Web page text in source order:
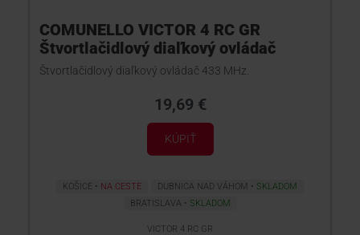
COMUNELLO VICTOR 4 RC GR
Štvortlačidlový diaľkový ovládač
Štvortlačidlový diaľkový ovládač 433 MHz.
19,69 €
KÚPIŤ
KOŠICE NA CESTE DUBNICA NAD VÁHOM
SKLADOM
BRATISLAVA
SKLADOM
VICTOR 4 RC GR